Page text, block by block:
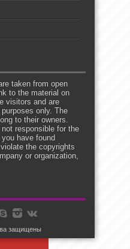
taken from open
to the material on
visitors and are
only. The
to their owners.
responsible for the
have found
the copyrights
or organization,
защищены